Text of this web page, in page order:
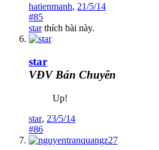
hatienmanh, 21/5/14
#85
starthích bài này.
star
VĐV Bán Chuyên
Up!
star, 23/5/14
#86